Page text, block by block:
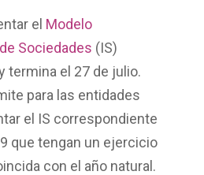
el Modelo
Sociedades (IS)
termina el 27 de julio.
para las entidades
el IS correspondiente
que tengan un ejercicio
con el año natural.